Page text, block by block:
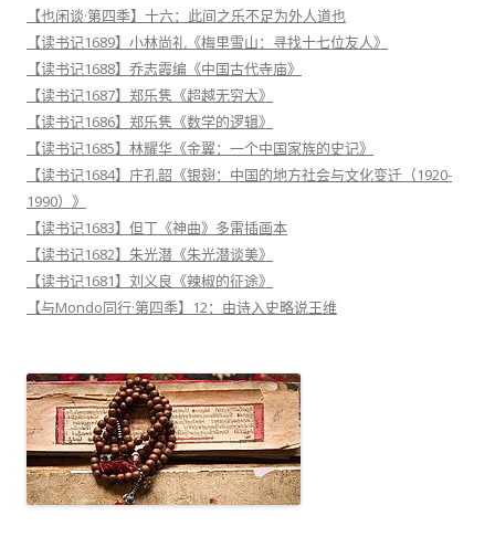
【也闲谈·第四季】十六：此间之乐不足为外人道也
【读书记1689】小林尚礼《梅里雪山：寻找十七位友人》
【读书记1688】乔志霞编《中国古代寺庙》
【读书记1687】郑乐隽《超越无穷大》
【读书记1686】郑乐隽《数学的逻辑》
【读书记1685】林耀华《金翼：一个中国家族的史记》
【读书记1684】庄孔韶《银翅：中国的地方社会与文化变迁（1920-
1990）》
【读书记1683】但丁《神曲》多雷插画本
【读书记1682】朱光潜《朱光潜谈美》
【读书记1681】刘义良《辣椒的征途》
【与Mondo同行·第四季】12：由诗入史略说王维